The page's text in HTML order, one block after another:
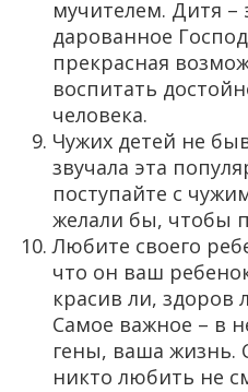
мучителем. Дитя –
дарованное
прекрасная
воспитать
человека.
Чужих детей не
звучала эта
поступайте с
желали бы, чтобы
Любите своего
что он ваш
красив ли, здоров
Самое важное – в
гены, ваша жизнь.
никто любить не